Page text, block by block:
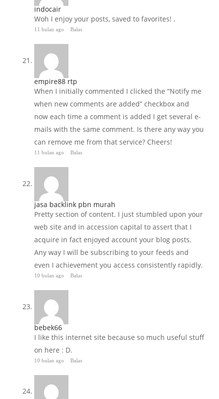
indocair
Woh I enjoy your posts, saved to favorites! .
11 bulan ago Balas
empire88 rtp
When I initially commented I clicked the “Notify me
when new comments are added” checkbox and
now each time a comment is added I get several e-
mails with the same comment. Is there any way you
can remove me from that service? Cheers!
11 bulan ago Balas
jasa backlink pbn murah
Pretty section of content. I just stumbled upon your
web site and in accession capital to assert that I
acquire in fact enjoyed account your blog posts.
Any way I will be subscribing to your feeds and
even I achievement you access consistently rapidly.
10 bulan ago Balas
bebek66
I like this internet site because so much useful stuff
on here : D.
10 bulan ago Balas